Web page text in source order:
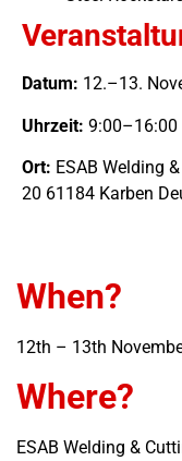
Datum: 12.–13.
Uhrzeit: 9:00–16:00
Ort: ESAB Welding
20 61184 Karben
When?
12th – 13th
Where?
ESAB Welding &